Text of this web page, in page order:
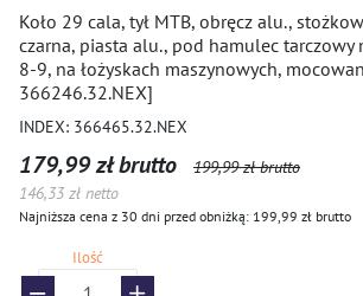
Wsporniki siodła
OGUMIENIE
ROWERY I HULAJNOGI
Koło 29 cala, tył MTB, obręcz alu.,
czarna, piasta alu., pod hamulec tarczowy
8-9, na łożyskach maszynowych,
366246.32.NEX]
INDEX: 366465.32.NEX
179,99 zł brutto
199,99 zł brutto
146,33 zł netto
Najniższa cena z 30 dni przed obniżką: 199,99 zł brutto
Ilość